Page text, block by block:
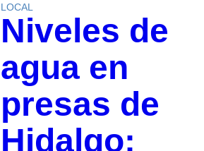
LOCAL
Niveles de
agua en
presas de
Hidalgo: